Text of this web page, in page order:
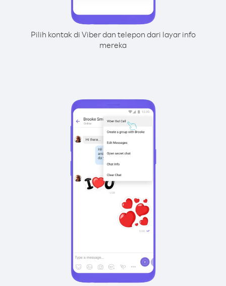
Pilih kontak di Viber dan telepon dari layar info
mereka